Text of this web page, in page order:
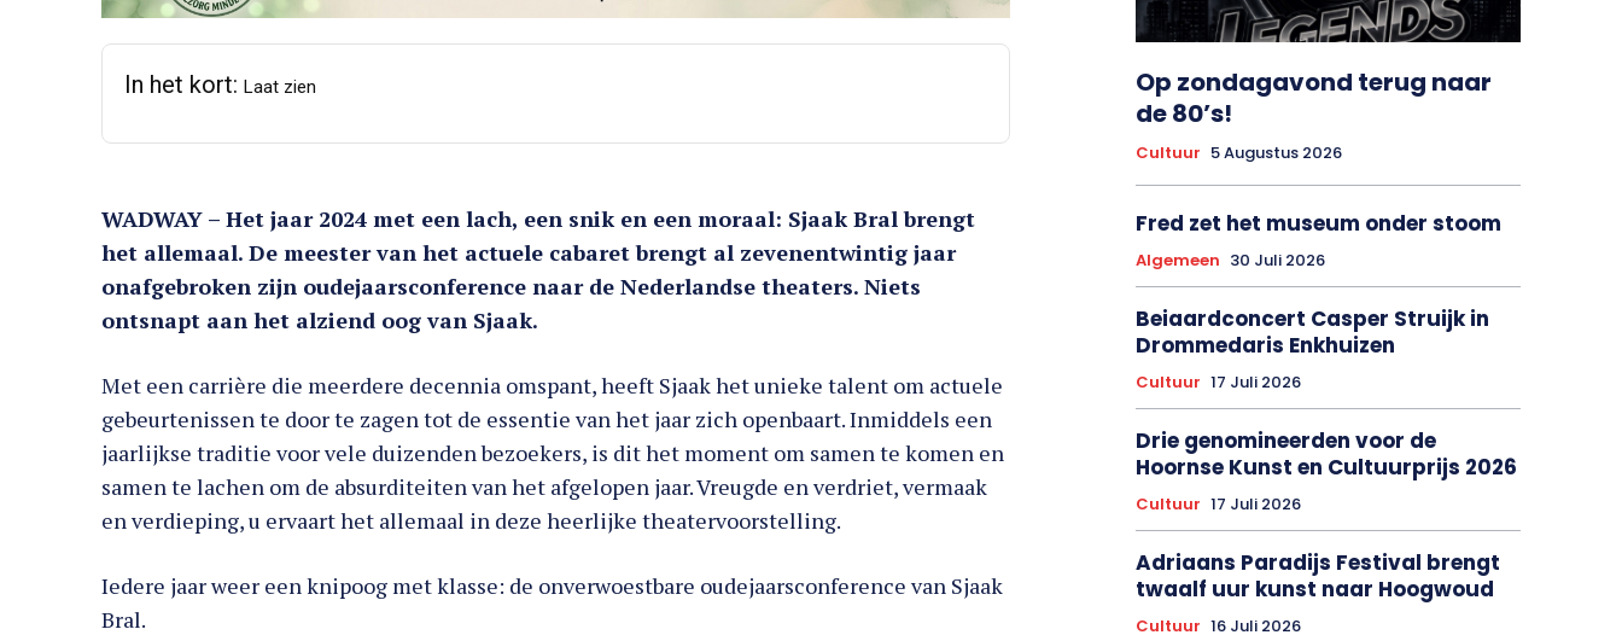
In het kort: Laat zien
WADWAY – Het jaar 2024 met een lach, een snik en een moraal: Sjaak Bral brengt
het allemaal. De meester van het actuele cabaret brengt al zevenentwintig jaar
onafgebroken zijn oudejaarsconference naar de Nederlandse theaters. Niets
ontsnapt aan het alziend oog van Sjaak.
Met een carrière die meerdere decennia omspant, heeft Sjaak het unieke talent om actuele
gebeurtenissen te door te zagen tot de essentie van het jaar zich openbaart. Inmiddels een
jaarlijkse traditie voor vele duizenden bezoekers, is dit het moment om samen te komen en
samen te lachen om de absurditeiten van het afgelopen jaar. Vreugde en verdriet, vermaak
en verdieping, u ervaart het allemaal in deze heerlijke theatervoorstelling.
Iedere jaar weer een knipoog met klasse: de onverwoestbare oudejaarsconference van Sjaak
Bral.
Op zondagavond terug naar
de 80’s!
Cultuur 5 Augustus 2026
Fred zet het museum onder stoom
Algemeen 30 Juli 2026
Beiaardconcert Casper Struijk in
Drommedaris Enkhuizen
Cultuur 17 Juli 2026
Drie genomineerden voor de
Hoornse Kunst en Cultuurprijs 2026
Cultuur 17 Juli 2026
Adriaans Paradijs Festival brengt
twaalf uur kunst naar Hoogwoud
Cultuur 16 Juli 2026